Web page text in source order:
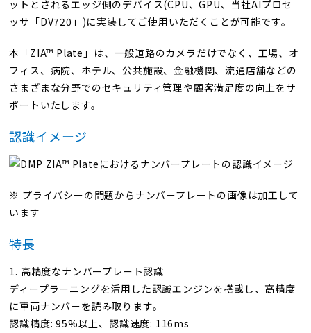
ットとされるエッジ側のデバイス(CPU、GPU、当社AIプロセ
ッサ「DV720」)に実装してご使用いただくことが可能です。
本「ZIA™ Plate」は、一般道路のカメラだけでなく、工場、オ
フィス、病院、ホテル、公共施設、金融機関、流通店舗などの
さまざまな分野でのセキュリティ管理や顧客満足度の向上をサ
ポートいたします。
認識イメージ
※ プライバシーの問題からナンバープレートの画像は加工して
います
特長
1. 高精度なナンバープレート認識
ディープラーニングを活用した認識エンジンを搭載し、高精度
に車両ナンバーを読み取ります。
認識精度: 95%以上、認識速度: 116ms